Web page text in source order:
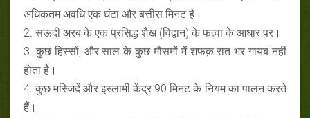
अधिकतम अवधि एक घंटा और बत्तीस मिनट है।
2. सऊदी अरब के एक प्रसिद्ध शैख (विद्वान) के फत्वा के आधार पर।
3. कुछ हिस्सों, और साल के कुछ मौसमों में शफक़ रात भर गायब नहीं
होता है।
4. कुछ मस्जिदें और इस्लामी केंद्र 90 मिनट के नियम का पालन करते
हैं।